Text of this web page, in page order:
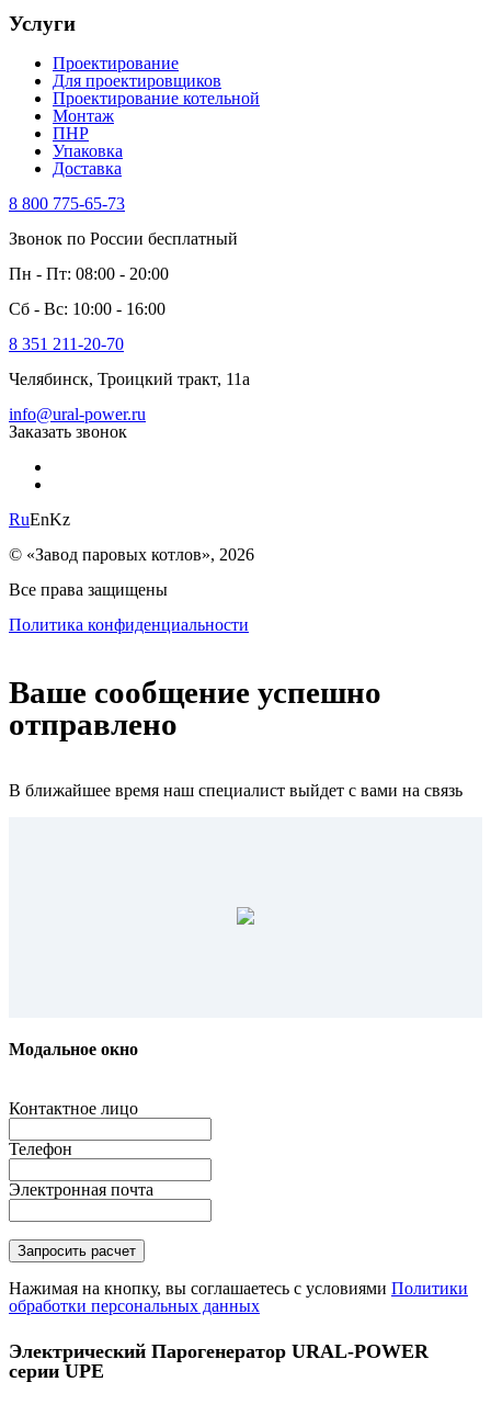
Услуги
Проектирование
Для проектировщиков
Проектирование котельной
Монтаж
ПНР
Упаковка
Доставка
8 800 775-65-73
Звонок по России бесплатный
Пн - Пт: 08:00 - 20:00
Сб - Вс: 10:00 - 16:00
8 351 211-20-70
Челябинск, Троицкий тракт, 11а
info@ural-power.ru
Заказать звонок
RuEnKz
© «Завод паровых котлов», 2026
Все права защищены
Политика конфиденциальности
Ваше сообщение успешно
отправлено
В ближайшее время наш специалист выйдет с вами на связь
Модальное окно
Контактное лицо
Телефон
Электронная почта
Нажимая на кнопку, вы соглашаетесь с условиями Политики
обработки персональных данных
Электрический Парогенератор URAL-POWER
серии UPE